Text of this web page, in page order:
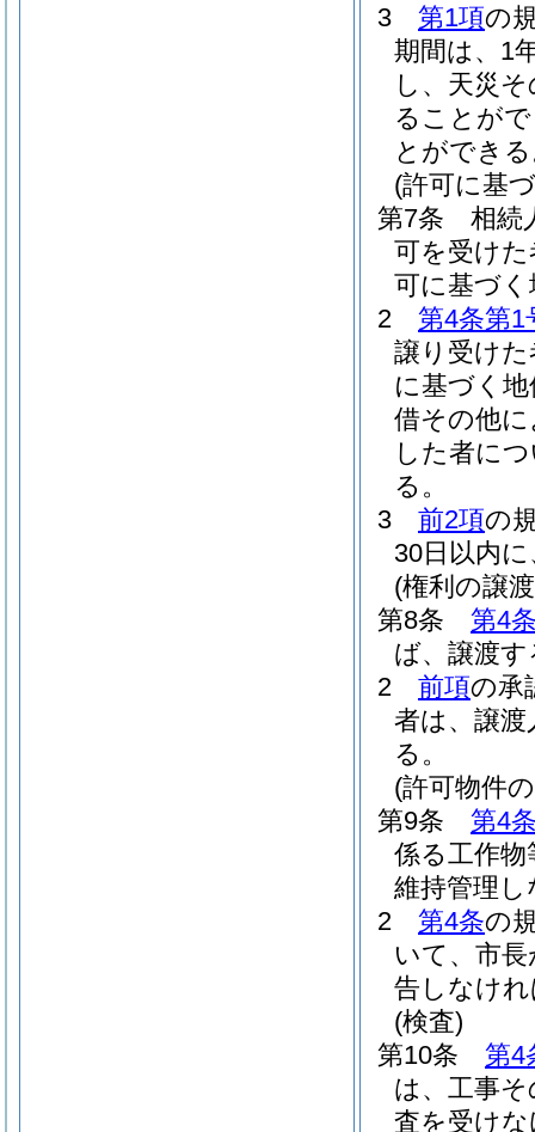
3
第1項の
期間は、1
し、天災
ることが
とができ
(許可に基
第7条
相続
可を受け
可に基づ
2
第4条第1
譲り受け
に基づく
借その他
した者に
る。
3
前2項の
30日以内
(権利の譲
第8条
第4
ば、譲渡
2
前項の承
者は、譲
る。
(許可物件
第9条
第4
係る工作物
維持管理
2
第4条の
いて、市
告しなけ
(検査)
第10条
第4
は、工事
査を受け